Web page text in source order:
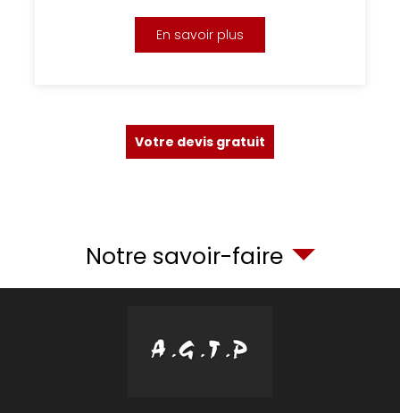
En savoir plus
Votre devis gratuit
Notre savoir-faire